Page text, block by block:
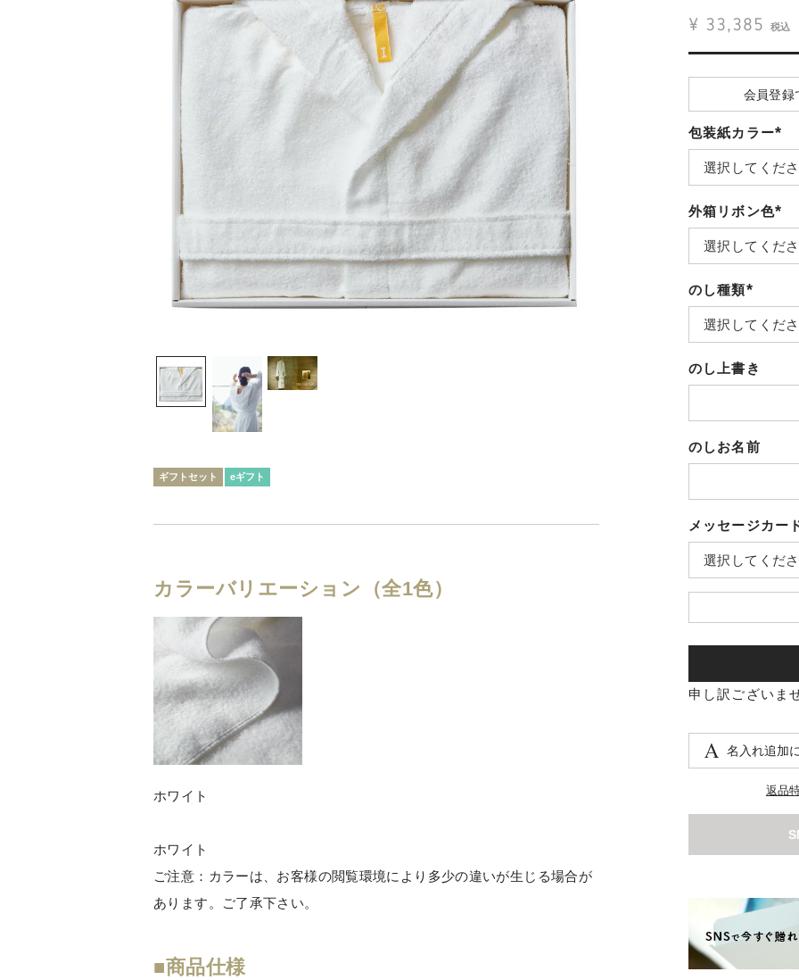
ギフトセット eギフト
¥ 33,385 税込
会員登
包装紙カラー
(必
須)
外箱リボン色
(必
須)
のし種類
(必
須)
のし上書き
のしお名前
メッセージカー
申し訳ございま
名入れ追加
返品
カラーバリエーション（全1色）
ホワイト
ホワイト
ご注意：カラーは、お客様の閲覧環境により多少の違いが生じる場合が
あります。ご了承下さい。
■商品仕様